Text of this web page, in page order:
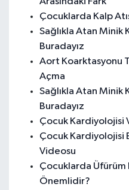
Çocuklarda Kalp
Sağlıkla Atan Minik
Buradayız
Aort Koarktasyonu
Açma
Sağlıkla Atan Minik
Buradayız
Çocuk Kardiyolojisi
Çocuk Kardiyolojisi
Videosu
Çocuklarda Üfürüm
Önemlidir?